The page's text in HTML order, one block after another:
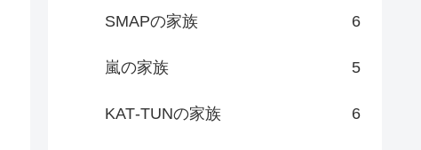
SMAPの家族 6
嵐の家族 5
KAT‐TUNの家族 6